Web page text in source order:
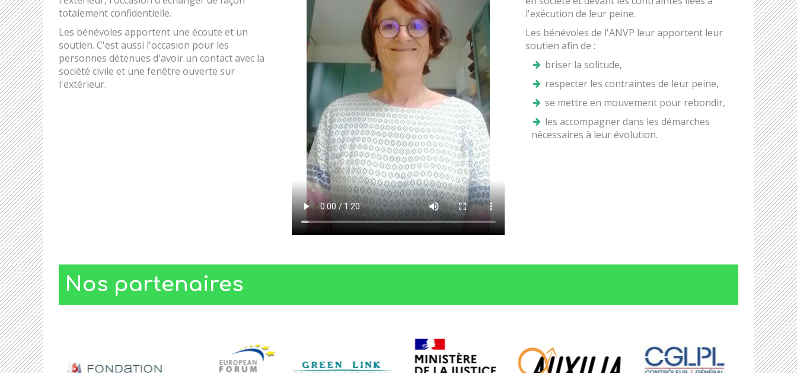
totalement confidentielle.
Les bénévoles apportent une écoute et un
soutien. C'est aussi l'occasion pour les
personnes détenues d'avoir un contact avec la
société civile et une fenêtre ouverte sur
l'extérieur.
l'exécution de leur peine.
Les bénévoles de l'ANVP leur apportent leur
soutien afin de :
briser la solitude,
respecter les contraintes de leur peine,
se mettre en mouvement pour rebondir,
les accompagner dans les démarches
nécessaires à leur évolution.
Nos partenaires